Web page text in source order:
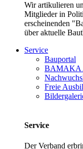
Wir artikulieren
Mitglieder in
erscheinenden
über aktuelle
Service
Bauportal
BAMAKA
Freie
Service
Der Verband